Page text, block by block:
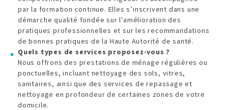
par la formation continue. Elles s’inscrivent dans une
démarche qualité fondée sur l’amélioration des
pratiques professionnelles et sur les recommandations
de bonnes pratiques de la Haute Autorité de santé.
Quels types de services proposez-vous ?
Nous offrons des prestations de ménage régulières ou
ponctuelles, incluant nettoyage des sols, vitres,
sanitaires, ainsi que des services de repassage et
nettoyage en profondeur de certaines zones de votre
domicile.